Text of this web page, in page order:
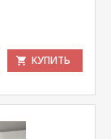
КУПИТЬ